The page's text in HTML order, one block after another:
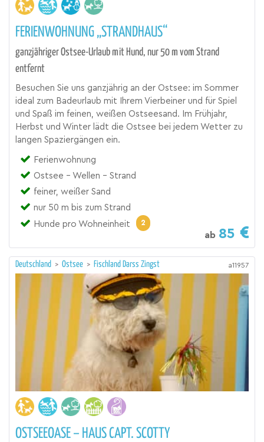
FERIENWOHNUNG „STRANDHAUS“
ganzjähriger Ostsee-Urlaub mit Hund, nur 50 m vom Strand
entfernt
Besuchen Sie uns ganzjährig an der Ostsee: im Sommer
ideal zum Badeurlaub mit Ihrem Vierbeiner und für Spiel
und Spaß im feinen, weißen Ostseesand. Im Frühjahr,
Herbst und Winter lädt die Ostsee bei jedem Wetter zu
langen Spaziergängen ein.
Ferienwohnung
Ostsee - Wellen - Strand
feiner, weißer Sand
nur 50 m bis zum Strand
Hunde pro Wohneinheit
2
ab 85
Deutschland > Ostsee > Fischland Darss Zingst a11957
OSTSEEOASE – HAUS CAPT. SCOTTY